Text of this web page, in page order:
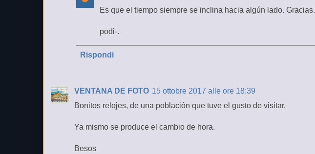
Es que el tiempo siempre se inclina hacia algún lado. Gracias.
podi-.
Rispondi
VENTANA DE FOTO 15 ottobre 2017 alle ore 18:39
Bonitos relojes, de una población que tuve el gusto de visitar.
Ya mismo se produce el cambio de hora.
Besos